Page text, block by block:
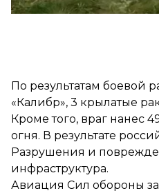
По результатам боевой
«Калибр», 3 крылатые
Кроме того, враг нанес
огня. В результате
Разрушения и
инфраструктура.
Авиация Сил обороны